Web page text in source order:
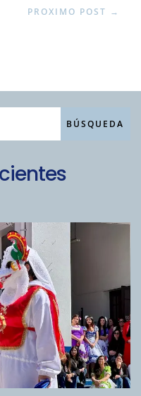
PROXIMO POST →